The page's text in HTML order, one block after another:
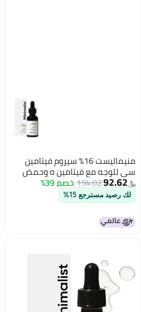
منيماليست 16٪ سيروم فيتامين
سي للوجه مع فيتامين ه وحمض
الفيروليك لبشرة متوهجة | تركيبة
حمض الفيروليك والفوليرين
﷼‏92.62
154.02خصم 39%
لك رصيد مسترجع 15%